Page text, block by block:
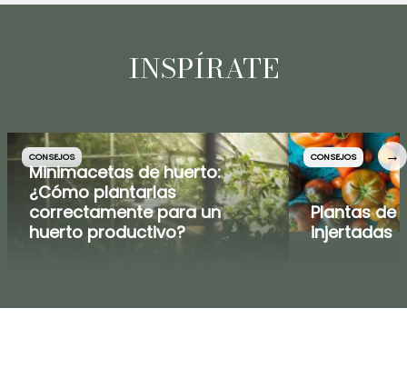
INSPÍRATE
CONSEJOS
Minimacetas de huerto:
¿Cómo plantarlas
correctamente para un
huerto productivo?
CONSEJOS
Plantas de
injertadas
→